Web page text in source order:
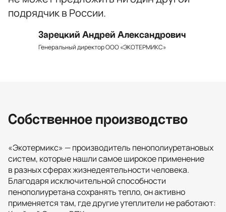
подрядчик в России.
Зарецкий Андрей Александрович
Генеральный директор ООО «ЭКОТЕРМИКС»
Собственное производство
«Экотермикс» — производитель пенополиуретановых
систем, которые нашли самое широкое применение
в разных сферах жизнедеятельности человека.
Благодаря исключительной способности
пенополиуретана сохранять тепло, он активно
применяется там, где другие утеплители не работают: